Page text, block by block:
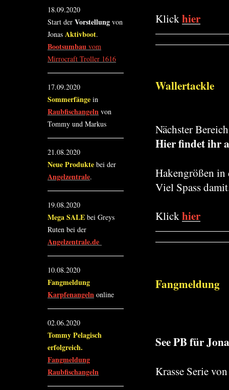
Klickhier
Wallertackle
Nächster
Hier findet ihr
Hakengrößen in
Viel Spass
Klickhier
Fangmeldung
See PB für
Krasse Serie
18.09.2020
Start der Vorstellung von
Jonas Aktivboot.
Bootsumbau vom
Mirrocraft Troller 1616
17.09.2020
Sommerfänge in
Raubfischangeln von
Tommy und Markus
21.08.2020
Neue Produkte bei der
Angelzentrale.
19.08.2020
Mega SALE bei Greys
Ruten bei der
Angelzentrale.de
10.08.2020
Fangmeldung
Karpfenangeln online
02.06.2020
Tommy Pelagisch
erfolgreich.
Fangmeldung
Raubfischangeln